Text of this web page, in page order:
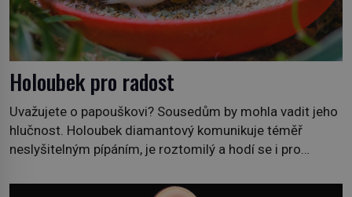
Holoubek pro radost
Uvažujete o papouškovi? Sousedům by mohla vadit jeho
hlučnost. Holoubek diamantový komunikuje téměř
neslyšitelným pípáním, je roztomilý a hodí se i pro
klidného ptáčka, který většinu dne jen posedává. Hodně